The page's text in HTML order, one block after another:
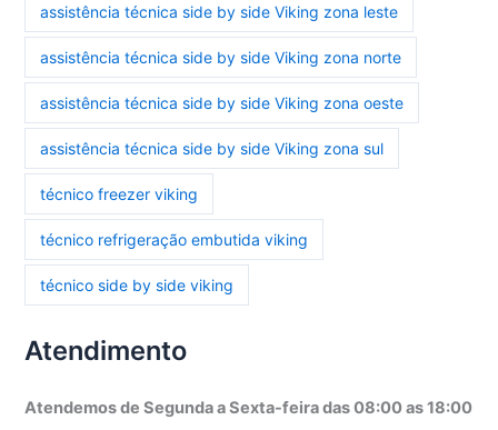
assistência técnica side by side Viking zona leste
assistência técnica side by side Viking zona norte
assistência técnica side by side Viking zona oeste
assistência técnica side by side Viking zona sul
técnico freezer viking
técnico refrigeração embutida viking
técnico side by side viking
Atendimento
Atendemos de Segunda a Sexta-feira das 08:00 as 18:00